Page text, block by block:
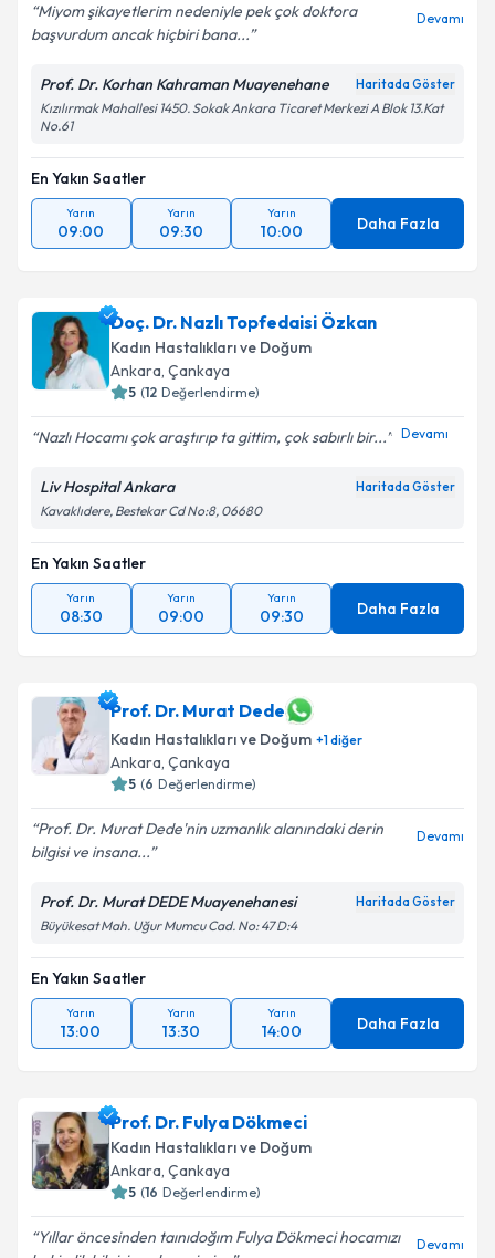
Kişisel verilerimin işlenmesine ilişkin
kapsamda işlenmesini kabul ediyorum.
Takvim Talebini Gönder
Miyom şikayetlerim nedeniyle pek çok doktora
başvurdum ancak hiçbiri bana...
Devamı
Prof. Dr. Korhan Kahraman Muayenehane Haritada Göster
Kızılırmak Mahallesi 1450. Sokak Ankara Ticaret Merkezi A Blok 13.Kat
No.61
En Yakın Saatler
Yarın
09:00
Yarın
09:30
Yarın
10:00 Daha Fazla
Doç. Dr. Nazlı Topfedaisi Özkan
Kadın Hastalıkları ve Doğum
Ankara, Çankaya
5 (12 Değerlendirme)
Nazlı Hocamı çok araştırıp ta gittim, çok sabırlı bir... Devamı
Liv Hospital Ankara Haritada Göster
Kavaklıdere, Bestekar Cd No:8, 06680
En Yakın Saatler
Yarın
08:30
Yarın
09:00
Yarın
09:30 Daha Fazla
Prof. Dr. Murat Dede
Kadın Hastalıkları ve Doğum +1diğer
Ankara, Çankaya
5 (6 Değerlendirme)
Prof. Dr. Murat Dede'nin uzmanlık alanındaki derin
bilgisi ve insana...
Devamı
Prof. Dr. Murat DEDE Muayenehanesi Haritada Göster
Büyükesat Mah. Uğur Mumcu Cad. No: 47 D:4
En Yakın Saatler
Yarın
13:00
Yarın
13:30
Yarın
14:00 Daha Fazla
Prof. Dr. Fulya Dökmeci
Kadın Hastalıkları ve Doğum
Ankara, Çankaya
5 (16 Değerlendirme)
Yıllar öncesinden taınıdoğım Fulya Dökmeci hocamızı
Devamı